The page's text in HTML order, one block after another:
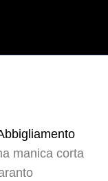
manica corta